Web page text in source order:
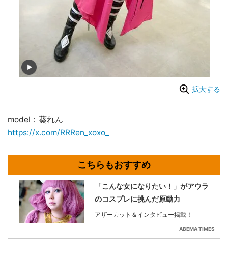
拡大する
model：葵れん
https://x.com/RRRen_xoxo_
「こんな女になりたい！」がアウラ
のコスプレに挑んだ原動力
アザーカット＆インタビュー掲載！
ABEMA TIMES